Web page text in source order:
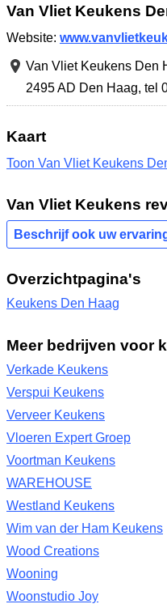
Van Vliet Keukens
Website:
Van Vliet Keukens Den
2495 AD Den Haag, tel
Kaart
Toon Van Vliet Keukens
Van Vliet Keukens
Beschrijf ook uw
Overzichtpagina's
Keukens Den Haag
Meer bedrijven voor
Verkade Keukens
Verspui Keukens
Verveer Keukens
Vloeren Expert Groep
Voortman Keukens
WAREHOUSE
Westland Keukens
Wim van der Ham Keukens
Wood Creations
Wooning
Woonstudio Joy